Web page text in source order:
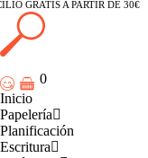
GRATIS A PARTIR DE 30€
0
Inicio
Papelería
Planificación
Escritura